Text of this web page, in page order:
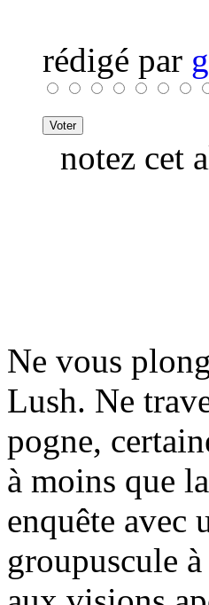
rédigé par
notez cet
Ne vous
Lush. Ne
pogne,
à moins que
enquête avec
groupuscule